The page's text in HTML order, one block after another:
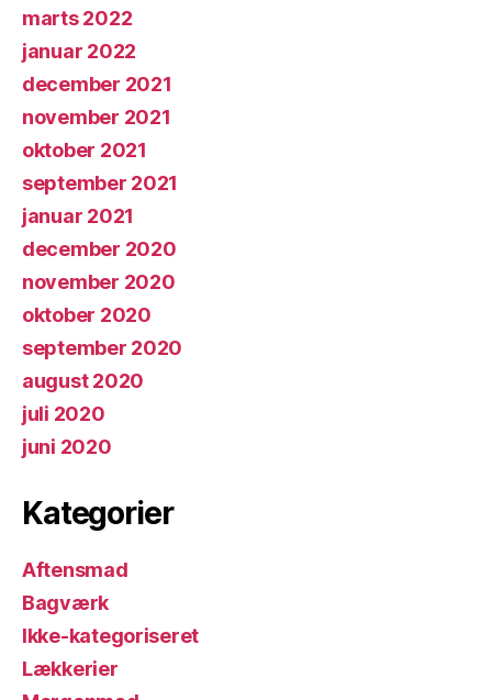
marts 2022
januar 2022
december 2021
november 2021
oktober 2021
september 2021
januar 2021
december 2020
november 2020
oktober 2020
september 2020
august 2020
juli 2020
juni 2020
Kategorier
Aftensmad
Bagværk
Ikke-kategoriseret
Lækkerier